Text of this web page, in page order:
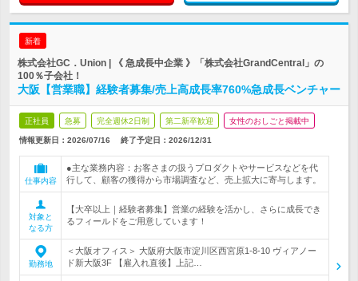
新着
株式会社GC．Union | 《 急成長中企業 》「株式会社GrandCentral」の
100％子会社！
大阪【営業職】経験者募集/売上高成長率760%急成長ベンチャー
正社員 急募 完全週休2日制 第二新卒歓迎 女性のおしごと掲載中
情報更新日：2026/07/16 終了予定日： 2026/12/31
仕事内容
●主な業務内容：お客さまの扱うプロダクトやサービスなどを代
行して、顧客の獲得から市場調査など、売上拡大に寄与します。
対象と
なる方
【大卒以上｜経験者募集】営業の経験を活かし、さらに成長でき
るフィールドをご用意しています！
勤務地
＜大阪オフィス＞ 大阪府大阪市淀川区西宮原1-8-10 ヴィアノー
ド新大阪3F 【雇入れ直後】上記…